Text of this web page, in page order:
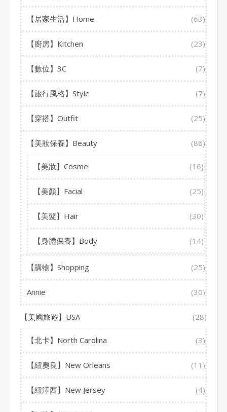
【居家生活】Home (63)
【廚房】Kitchen (23)
【數位】3C (7)
【旅行風格】Style (7)
【穿搭】Outfit (25)
【美妝保養】Beauty (86)
【美妝】Cosme (16)
【美顏】Facial (25)
【美髮】Hair (30)
【身體保養】Body (14)
【購物】Shopping (25)
Annie (30)
【美國旅遊】USA (28)
【北卡】North Carolina (3)
【紐奧良】New Orleans (11)
【紐澤西】New Jersey (4)